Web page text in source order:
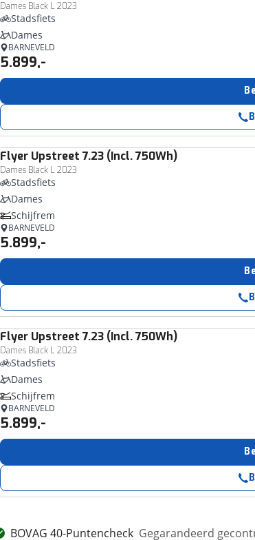
Dames Black L 2023
Stadsfiets
Dames
BARNEVELD
5.899,-
Flyer Upstreet 7.23 (Incl. 750Wh)
Dames Black L 2023
Stadsfiets
Dames
Schijfrem
BARNEVELD
5.899,-
Flyer Upstreet 7.23 (Incl. 750Wh)
Dames Black L 2023
Stadsfiets
Dames
Schijfrem
BARNEVELD
5.899,-
BOVAG 40-Puntencheck Gegarandeerd